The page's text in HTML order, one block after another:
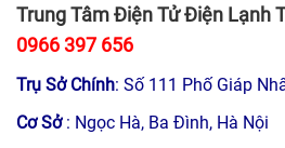
Trung Tâm Điện Tử Điện Lạnh
0966 397 656
Trụ Sở Chính: Số 111 Phố Giáp
Cơ Sở : Ngọc Hà, Ba Đình, Hà Nội